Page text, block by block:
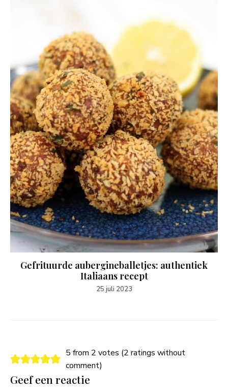
Gefrituurde aubergineballetjes: authentiek
Italiaans recept
25 juli 2023
5 from 2 votes (2 ratings without
comment)
Geef een reactie